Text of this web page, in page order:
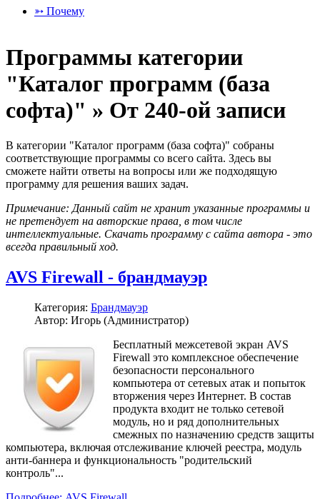
➳ Почему
Программы категории
"Каталог программ (база
софта)" » От 240-ой записи
В категории "Каталог программ (база софта)" собраны
соответствующие программы со всего сайта. Здесь вы
сможете найти ответы на вопросы или же подходящую
программу для решения ваших задач.
Примечание: Данный сайт не хранит указанные программы и
не претендует на авторские права, в том числе
интеллектуальные. Скачать программу с сайта автора - это
всегда правильный ход.
AVS Firewall - брандмауэр
Категория: Брандмауэр
Автор: Игорь (Администратор)
Бесплатный межсетевой экран AVS
Firewall это комплексное обеспечение
безопасности персонального
компьютера от сетевых атак и попыток
вторжения через Интернет. В состав
продукта входит не только сетевой
модуль, но и ряд дополнительных
смежных по назначению средств защиты
компьютера, включая отслеживание ключей реестра, модуль
анти-баннера и функциональность "родительский
контроль"...